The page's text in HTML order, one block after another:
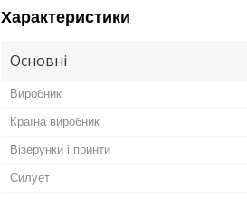
Характеристики
Основні
Виробник
Країна виробник
Візерунки і принти
Силует